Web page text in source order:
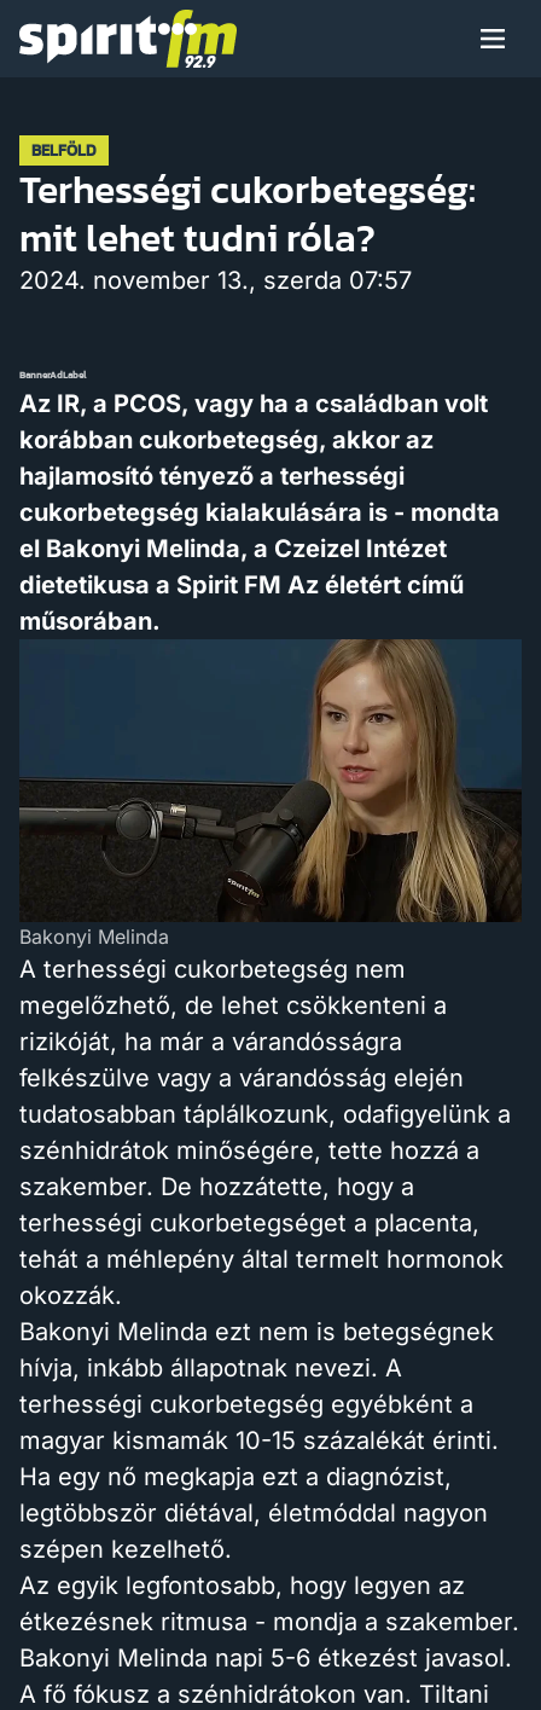
Arcaink
Műsor
Hírek
BELFÖLD
Terhességi cukorbetegség:
mit lehet tudni róla?
2024. november 13., szerda 07:57
BannerAdLabel
Az IR, a PCOS, vagy ha a családban volt
korábban cukorbetegség, akkor az
hajlamosító tényező a terhességi
cukorbetegség kialakulására is - mondta
el Bakonyi Melinda, a Czeizel Intézet
dietetikusa a Spirit FM Az életért című
műsorában.
Bakonyi Melinda
A terhességi cukorbetegség nem
megelőzhető, de lehet csökkenteni a
rizikóját, ha már a várandósságra
felkészülve vagy a várandósság elején
tudatosabban táplálkozunk, odafigyelünk a
szénhidrátok minőségére, tette hozzá a
szakember. De hozzátette, hogy a
terhességi cukorbetegséget a placenta,
tehát a méhlepény által termelt hormonok
okozzák.
Bakonyi Melinda ezt nem is betegségnek
hívja, inkább állapotnak nevezi. A
terhességi cukorbetegség egyébként a
magyar kismamák 10-15 százalékát érinti.
Ha egy nő megkapja ezt a diagnózist,
legtöbbször diétával, életmóddal nagyon
szépen kezelhető.
Az egyik legfontosabb, hogy legyen az
étkezésnek ritmusa - mondja a szakember.
Bakonyi Melinda napi 5-6 étkezést javasol.
A fő fókusz a szénhidrátokon van. Tiltani